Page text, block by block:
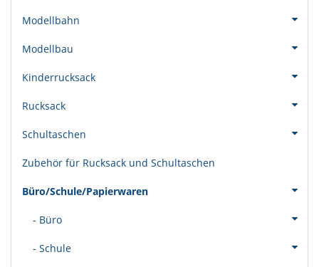
Modellbahn
Modellbau
Kinderrucksack
Rucksack
Schultaschen
Zubehör für Rucksack und Schultaschen
Büro/Schule/Papierwaren
- Büro
- Schule